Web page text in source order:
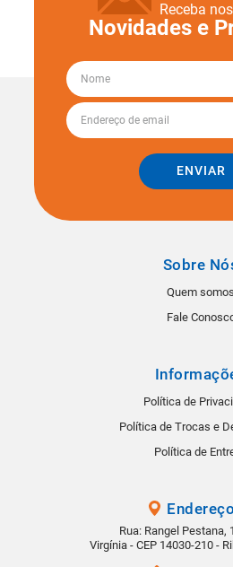
Receba
Novidades e
ENVIAR
Sobre
Quem somos
Fale
Política de
Política de Trocas e
Política de
Endereço
Rua: Rangel Pestana,
Virgínia - CEP 14030-210 -